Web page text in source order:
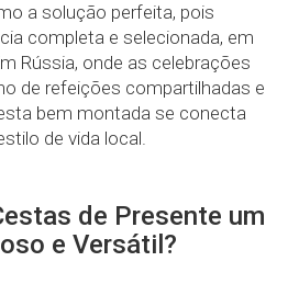
a solução perfeita, pois
completa e selecionada, em
Rússia, onde as celebrações
de refeições compartilhadas e
bem montada se conecta
de vida local.
de Presente um
e Versátil?